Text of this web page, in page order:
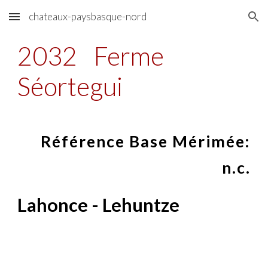
Skip to main content Skip to navigation
chateaux-paysbasque-nord
2032
Ferme
Séortegui
Référence Base Mérimée:
n.c.
Lahonce - Lehuntze